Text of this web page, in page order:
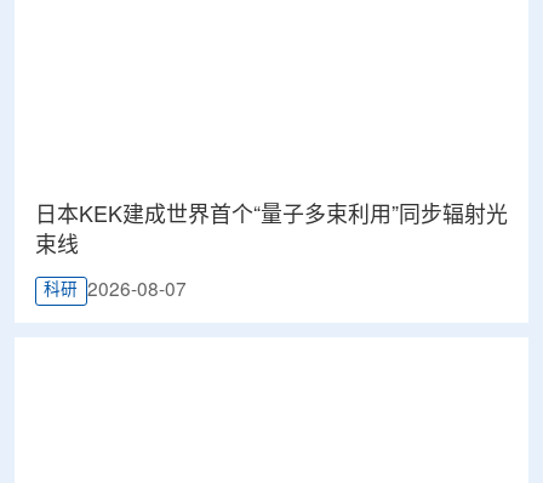
日本KEK建成世界首个“量子多束利用”同步辐射光
束线
科研 2026-08-07